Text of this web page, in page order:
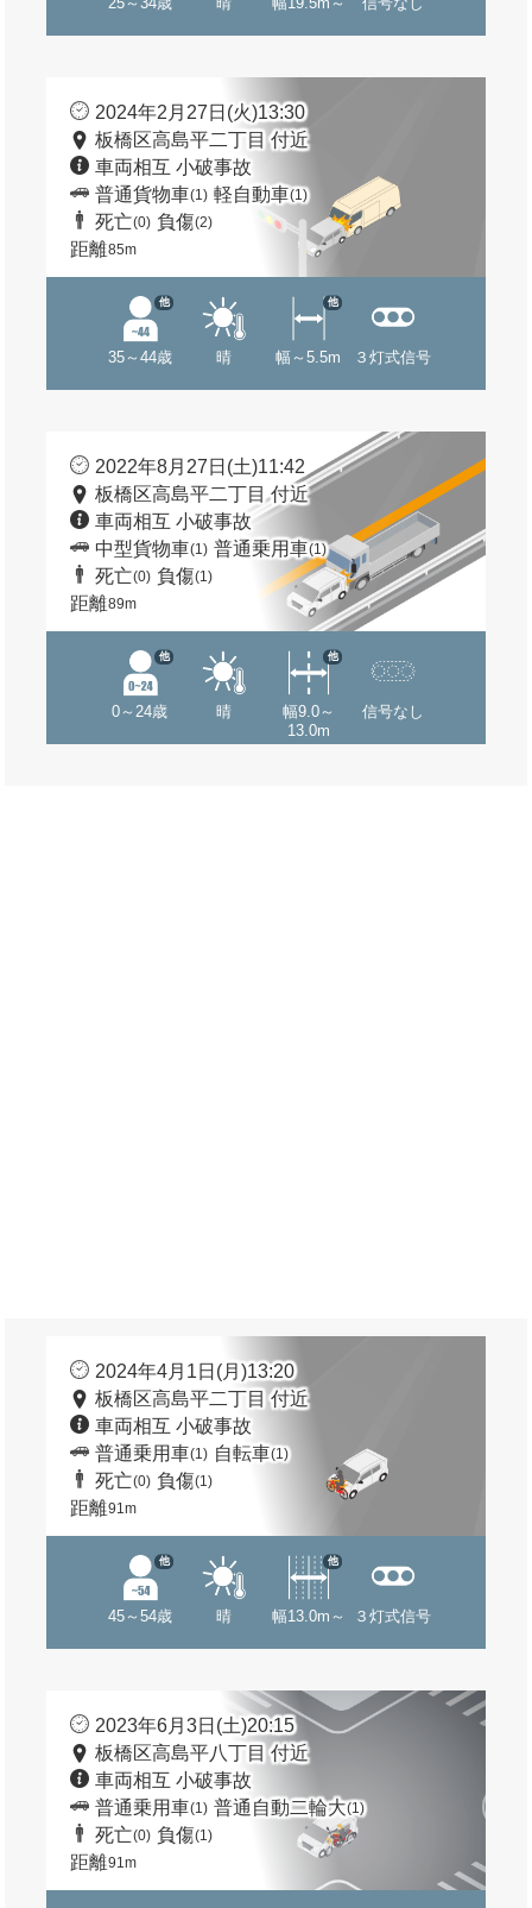
2024年2月27日(火)13:30
板橋区高島平二丁目 付近
車両相互 小破事故
普通貨物車(1) 軽自動車(1)
死亡(0) 負傷(2)
距離85m
35～44歳
他
晴 幅～5.5m
他
３灯式信号
2022年8月27日(土)11:42
板橋区高島平二丁目 付近
車両相互 小破事故
中型貨物車(1) 普通乗用車(1)
死亡(0) 負傷(1)
距離89m
0～24歳
他
晴
幅9.0～
13.0m
他
信号なし
2024年4月1日(月)13:20
板橋区高島平二丁目 付近
車両相互 小破事故
普通乗用車(1) 自転車(1)
死亡(0) 負傷(1)
距離91m
45～54歳
他
晴 幅13.0m～
他
３灯式信号
2023年6月3日(土)20:15
板橋区高島平八丁目 付近
車両相互 小破事故
普通乗用車(1) 普通自動二輪大(1)
死亡(0) 負傷(1)
距離91m